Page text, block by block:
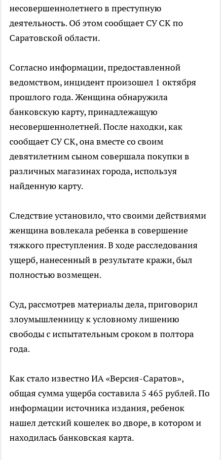
несовершеннолетнего в преступную
деятельность. Об этом сообщает СУ СК по
Саратовской области.
Согласно информации, предоставленной
ведомством, инцидент произошел 1 октября
прошлого года. Женщина обнаружила
банковскую карту, принадлежащую
несовершеннолетней. После находки, как
сообщает СУ СК, она вместе со своим
девятилетним сыном совершала покупки в
различных магазинах города, используя
найденную карту.
Следствие установило, что своими действиями
женщина вовлекала ребенка в совершение
тяжкого преступления. В ходе расследования
ущерб, нанесенный в результате кражи, был
полностью возмещен.
Суд, рассмотрев материалы дела, приговорил
злоумышленницу к условному лишению
свободы с испытательным сроком в полтора
года.
Как стало известно ИА «Версия-Саратов»,
общая сумма ущерба составила 5 465 рублей. По
информации источника издания, ребенок
нашел детский кошелек во дворе, в котором и
находилась банковская карта.